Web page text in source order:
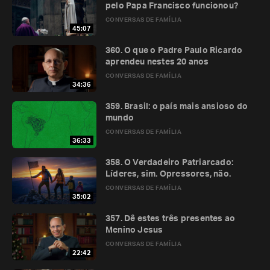
45:07
CONVERSAS DE FAMÍLIA
pelo Papa Francisco funcionou?
34:36
CONVERSAS DE FAMÍLIA
360. O que o Padre Paulo Ricardo
aprendeu nestes 20 anos
36:33
CONVERSAS DE FAMÍLIA
359. Brasil: o país mais ansioso do
mundo
35:02
CONVERSAS DE FAMÍLIA
358. O Verdadeiro Patriarcado:
Líderes, sim. Opressores, não.
22:42
CONVERSAS DE FAMÍLIA
357. Dê estes três presentes ao
Menino Jesus